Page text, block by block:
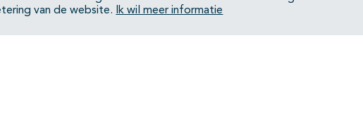
van de website.
Ik wil meer informatie